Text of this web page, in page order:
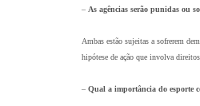
– As agências serão punidas ou
Ambas estão sujeitas a sofrerem
hipótese de ação que involva
– Qual a importância do esporte